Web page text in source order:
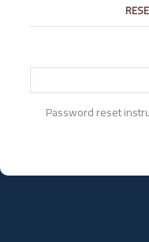
Password reset